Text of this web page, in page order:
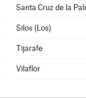
Santa Cruz de la
Silos (Los)
Tijarafe
Vilaflor